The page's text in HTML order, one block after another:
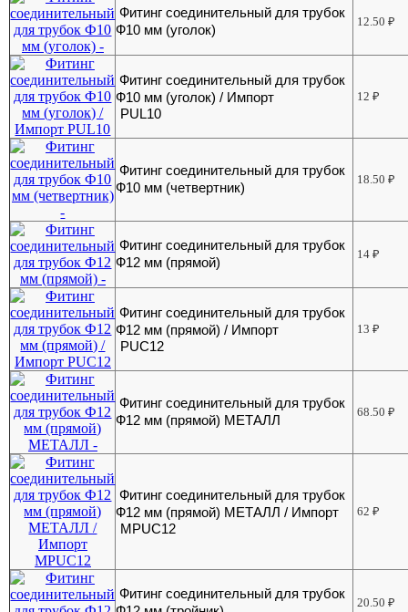
Фитинг соединительный для трубок
Ф10 мм (уголок)
12.50₽
Фитинг соединительный для трубок
Ф10 мм (уголок) / Импорт
PUL10
12₽
Фитинг соединительный для трубок
Ф10 мм (четвертник)
18.50₽
Фитинг соединительный для трубок
Ф12 мм (прямой)
14₽
Фитинг соединительный для трубок
Ф12 мм (прямой) / Импорт
PUC12
13₽
Фитинг соединительный для трубок
Ф12 мм (прямой) МЕТАЛЛ
68.50₽
Фитинг соединительный для трубок
Ф12 мм (прямой) МЕТАЛЛ / Импорт
MPUC12
62₽
Фитинг соединительный для трубок
20.50₽